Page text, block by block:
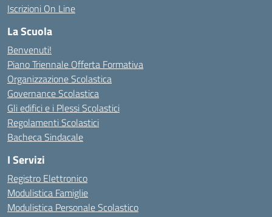
Iscrizioni On Line
La Scuola
Benvenuti!
Piano Triennale Offerta Formativa
Organizzazione Scolastica
Governance Scolastica
Gli edifici e i Plessi Scolastici
Regolamenti Scolastici
Bacheca Sindacale
I Servizi
Registro Elettronico
Modulistica Famiglie
Modulistica Personale Scolastico